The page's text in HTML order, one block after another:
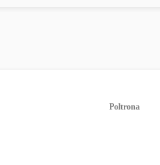
Poltrona